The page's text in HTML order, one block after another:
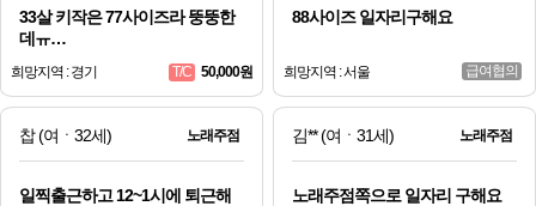
33살 키작은 77사이즈라 뚱뚱한
데ㅠ…
희망지역 : 경기 T/C 50,000원
88사이즈 일자리구해요
희망지역 : 서울 급여협의
찹(여ㆍ32세) 노래주점
일찍출근하고 12~1시에 퇴근해
김**(여ㆍ31세) 노래주점
노래주점쪽으로 일자리 구해요